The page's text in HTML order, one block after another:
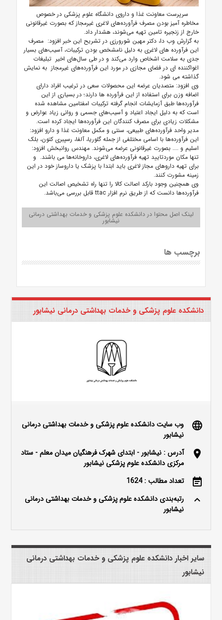
سرپرست معاونت غذا و داروی دانشگاه علوم پزشکی در خصوص
مخاطره آمیز بودن مصرف فرآورده‌های لاغری غیرمجاز که بصورت غیرقانونی
خارج از زنجیره تامین تهیه می‌شوند، هشدار داد.
به گزارش وب دا، دکتر مهین شورورزی در تشریح این خبر افزود: مصرف
این فرآورده های لاغری به دلیل نامشخص بودن ترکیبات، آسیب‌های بسیار
جدی به سلامت اشخاص وارد می‌‎کند و
در طی سال‌های اخیر تبلیغات
اغواکننده ای در فضای مجازی در مورد این فرآورده‌های غیرمجاز به نمایش
گذاشته می شود.
وی افزود: متصدیان عرضه این محصولات سعی در ترغیب افراد دارای
اضافه وزن برای استفاده از این فرآورده ها دارند؛ در بسیاری از این
فرآورده‌ها طبق آزمایشات انجام گرفته ترکیبات امفتامین مشاهده شده
است که به دلیل ایجاد اعتیاد و آسیب‌های جسمی و روانی زیاد عوارض و
مشکلات زیادی برای مصرف کنندگان این فرآورده‌ها ایجاد کرده است.
مدیر واحد فرآورده‌های طبیعی، سنتی و مکمل معاونت غذا و دارو افزود:
این فرآورده‌ها با اسامی مختلفی از جمله گلوریا، آلفا، رسپبری کتون، بلک
اسلیم و .... بصورت غیرقانونی عرضه می‌شوند. مهندس روانبخش افزود:
تنها مکان موردتایید تهیه فرآورده‌های لاغری، داروخانه‌ها می باشند. و
برای تهیه داروهای مجاز لاغری باید ابتدا با پزشک یا داروساز خود در این
زمینه مشورت کنند.
وی همچنین وجود بارکد اصالت کالا را تنها راه تشخیص اصالت این
فرآورده‌ها دانست که از طریق نرم افزار ttac قابل بررسی می‌باشد.
لینک اصل محتوا در دانشکده علوم پزشکی و خدمات بهداشتی درمانی
نیشابور
برچسب ها
دانشکده علوم پزشکی و خدمات بهداشتی درمانی نیشابور
language
وب سایت دانشکده علوم پزشکی و خدمات بهداشتی درمانی
نیشابور
location_on
آدرس : نیشابور - ابتدای شهرک فرهنگیان میدان معلم - ستاد
مرکزی دانشکده علوم پزشکی نیشابور
event_note تعداد مطالب : 1624
keyboard_arrow_up
رتبه‌بندی دانشکده علوم پزشکی و خدمات بهداشتی درمانی
نیشابور
سایر اخبار دانشکده علوم پزشکی و خدمات بهداشتی درمانی
نیشابور